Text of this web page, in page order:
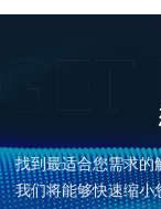
找到最适合您需求的
我们将能够快速缩小